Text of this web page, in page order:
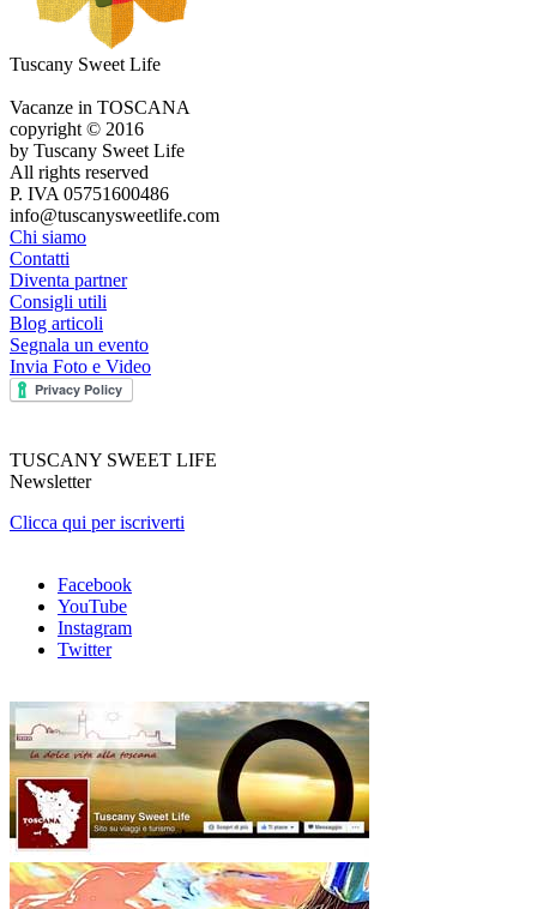
Tuscany Sweet Life
Vacanze in TOSCANA
copyright © 2016
by Tuscany Sweet Life
All rights reserved
P. IVA 05751600486
info@tuscanysweetlife.com
Chi siamo
Contatti
Diventa partner
Consigli utili
Blog articoli
Segnala un evento
Invia Foto e Video
TUSCANY SWEET LIFE
Newsletter
Clicca qui per iscriverti
Facebook
YouTube
Instagram
Twitter